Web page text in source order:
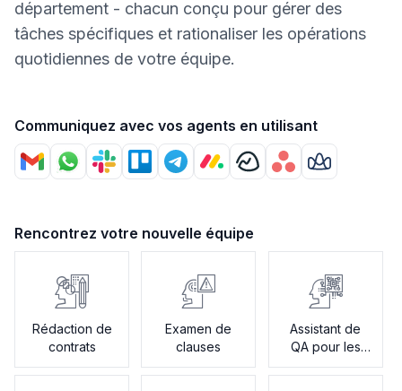
département - chacun conçu pour gérer des
tâches spécifiques et rationaliser les opérations
quotidiennes de votre équipe.
Communiquez avec vos agents en utilisant
Rencontrez votre nouvelle équipe
Rédaction de
contrats
Examen de
clauses
Assistant de
QA pour les
politiques